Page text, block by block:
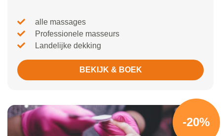
alle massages
Professionele masseurs
Landelijke dekking
BEKIJK & BOEK
-20%